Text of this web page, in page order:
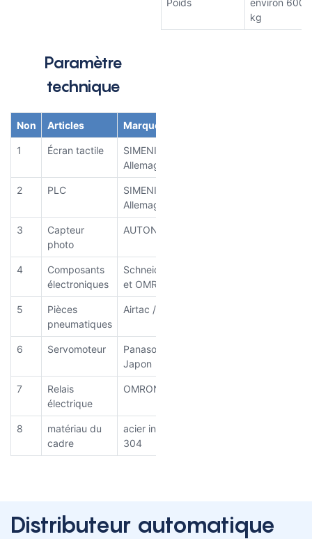
Poids
environ 600
kg
Paramètre
technique
Non Articles Marque
1 Écran tactile
SIMENIS /
Allemagne
2 PLC
SIMENIS /
Allemagne
3
Capteur
photo
AUTONICS/SICK
4
Composants
électroniques
Schneider/France
et OMRON/Japon
5
Pièces
pneumatiques
Airtac /SMC
6 Servomoteur
Panasonnique /
Japon
7
Relais
électrique
OMRON/ Japon
8
matériau du
cadre
acier inoxydable
304
Distributeur automatique